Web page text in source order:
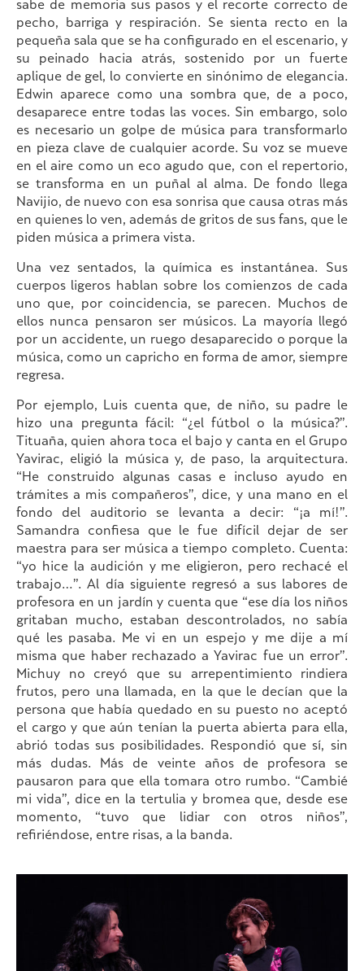
sabe de memoria sus pasos y el recorte correcto de
pecho, barriga y respiración. Se sienta recto en la
pequeña sala que se ha configurado en el escenario, y
su peinado hacia atrás, sostenido por un fuerte
aplique de gel, lo convierte en sinónimo de elegancia.
Edwin aparece como una sombra que, de a poco,
desaparece entre todas las voces. Sin embargo, solo
es necesario un golpe de música para transformarlo
en pieza clave de cualquier acorde. Su voz se mueve
en el aire como un eco agudo que, con el repertorio,
se transforma en un puñal al alma. De fondo llega
Navijio, de nuevo con esa sonrisa que causa otras más
en quienes lo ven, además de gritos de sus fans, que le
piden música a primera vista.
Una vez sentados, la química es instantánea. Sus
cuerpos ligeros hablan sobre los comienzos de cada
uno que, por coincidencia, se parecen. Muchos de
ellos nunca pensaron ser músicos. La mayoría llegó
por un accidente, un ruego desaparecido o porque la
música, como un capricho en forma de amor, siempre
regresa.
Por ejemplo, Luis cuenta que, de niño, su padre le
hizo una pregunta fácil: “¿el fútbol o la música?”.
Tituaña, quien ahora toca el bajo y canta en el Grupo
Yavirac, eligió la música y, de paso, la arquitectura.
“He construido algunas casas e incluso ayudo en
trámites a mis compañeros”, dice, y una mano en el
fondo del auditorio se levanta a decir: “¡a mí!”.
Samandra confiesa que le fue difícil dejar de ser
maestra para ser música a tiempo completo. Cuenta:
“yo hice la audición y me eligieron, pero rechacé el
trabajo…”. Al día siguiente regresó a sus labores de
profesora en un jardín y cuenta que “ese día los niños
gritaban mucho, estaban descontrolados, no sabía
qué les pasaba. Me vi en un espejo y me dije a mí
misma que haber rechazado a Yavirac fue un error”.
Michuy no creyó que su arrepentimiento rindiera
frutos, pero una llamada, en la que le decían que la
persona que había quedado en su puesto no aceptó
el cargo y que aún tenían la puerta abierta para ella,
abrió todas sus posibilidades. Respondió que sí, sin
más dudas. Más de veinte años de profesora se
pausaron para que ella tomara otro rumbo. “Cambié
mi vida”, dice en la tertulia y bromea que, desde ese
momento, “tuvo que lidiar con otros niños”,
refiriéndose, entre risas, a la banda.